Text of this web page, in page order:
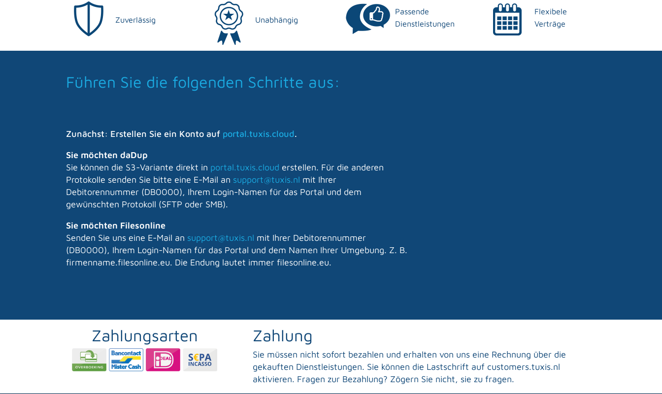
Zuverlässig Unabhängig
Passende
Dienstleistungen
Flexibele
Verträge
Führen Sie die folgenden Schritte aus:
Zunächst: Erstellen Sie ein Konto auf portal.tuxis.cloud.
Sie möchten daDup
Sie können die S3-Variante direkt in portal.tuxis.cloud erstellen. Für die anderen
Protokolle senden Sie bitte eine E-Mail an support@tuxis.nl mit Ihrer
Debitorennummer (DB0000), Ihrem Login-Namen für das Portal und dem
gewünschten Protokoll (SFTP oder SMB).
Sie möchten Filesonline
Senden Sie uns eine E-Mail an support@tuxis.nl mit Ihrer Debitorennummer
(DB0000), Ihrem Login-Namen für das Portal und dem Namen Ihrer Umgebung. Z. B.
firmenname.filesonline.eu. Die Endung lautet immer filesonline.eu.
Zahlungsarten Zahlung
Sie müssen nicht sofort bezahlen und erhalten von uns eine Rechnung über die
gekauften Dienstleistungen. Sie können die Lastschrift auf customers.tuxis.nl
aktivieren. Fragen zur Bezahlung? Zögern Sie nicht, sie zu fragen.